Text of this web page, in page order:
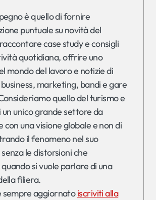
è quello di fornire
puntuale su novità del
case study e consigli
quotidiana, offrire uno
mondo del lavoro e notizie di
marketing, bandi e gare
quello del turismo e
unico grande settore da
con una visione globale e non di
il fenomeno nel suo
le distorsioni che
si vuole parlare di una
filiera.
sempre aggiornatoiscriviti alla